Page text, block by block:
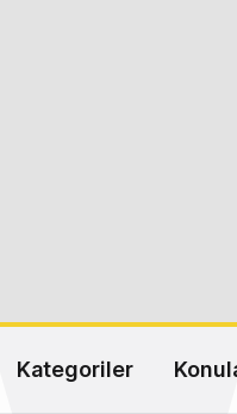
Kategoriler